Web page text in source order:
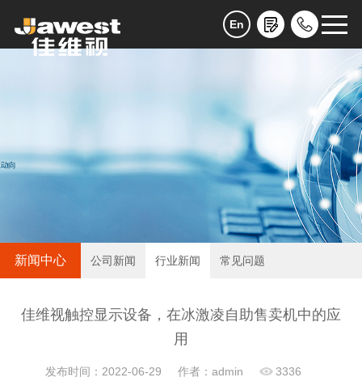
En
新闻中心 公司新闻 行业新闻 常见问题
佳维视触控显示设备，在冰激凌自助售卖机中的应
用
发布时间：2022-06-29 作者：admin 3336